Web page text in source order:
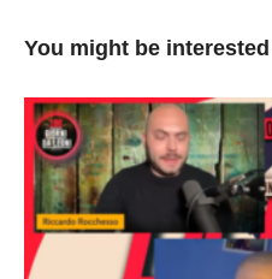
You might be